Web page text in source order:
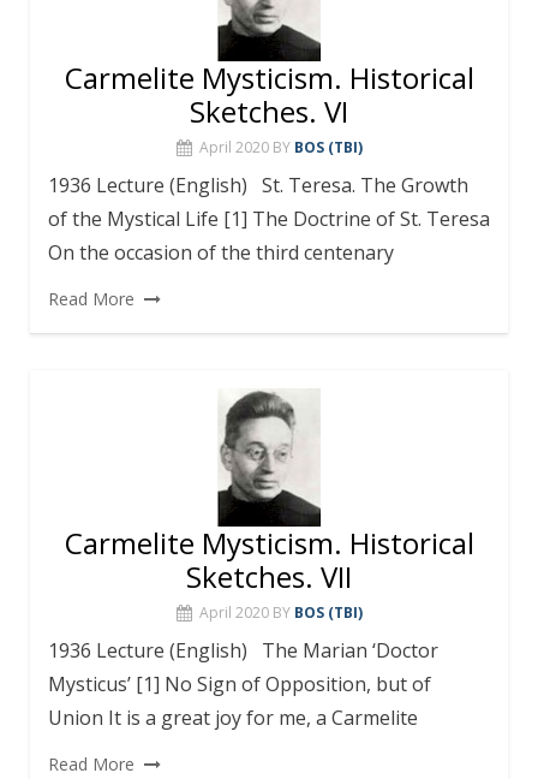
Carmelite Mysticism. Historical
Sketches. VI
April 2020 BY BOS (TBI)
1936 Lecture (English) St. Teresa. The Growth
of the Mystical Life [1] The Doctrine of St. Teresa
On the occasion of the third centenary
Read More
Carmelite Mysticism. Historical
Sketches. VII
April 2020 BY BOS (TBI)
1936 Lecture (English) The Marian ‘Doctor
Mysticus’ [1] No Sign of Opposition, but of
Union It is a great joy for me, a Carmelite
Read More